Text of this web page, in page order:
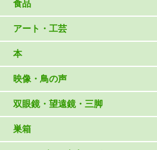
バードウォッチング用品
リビング・キッチン・ファッション
ゲーム・ホビー・文具
食品
食品
アート・工芸
雑貨（村上康成）
マスコット・ブローチほか
本
図鑑
読み物
写真集・ガイドブック・絵本
映像・鳥の声
CD
DVD・ブルーレイ・ビデオ
鳴き声タッチペンなど
双眼鏡・望遠鏡・三脚
スターターセット
巣箱